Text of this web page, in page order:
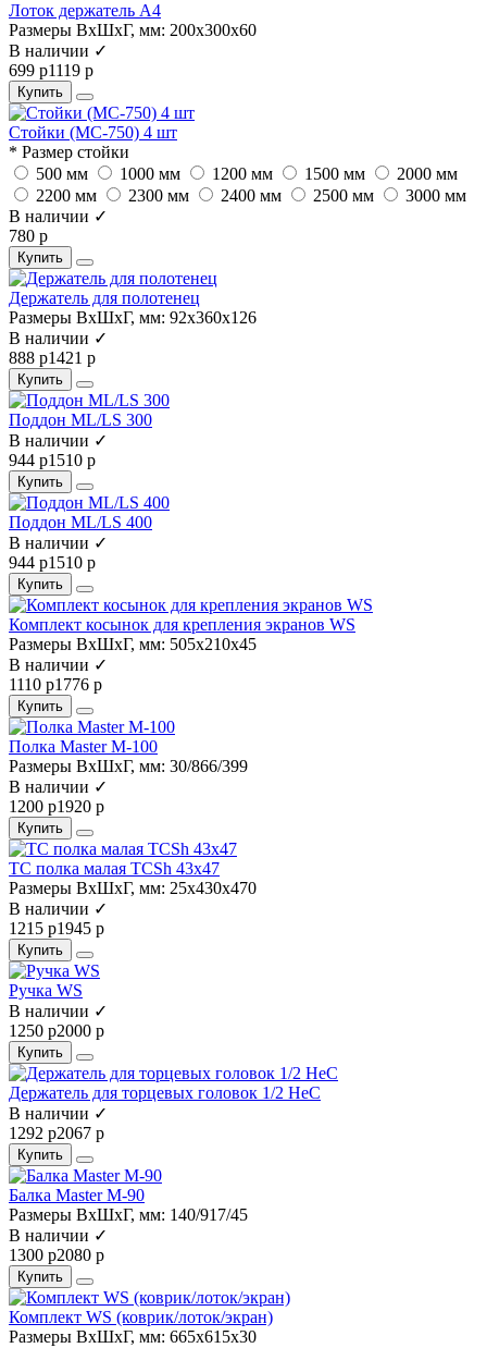
Лоток держатель А4
Размеры ВхШхГ, мм: 200x300x60
В наличии ✓
699 р1119 р
Купить
Стойки (МС-750) 4 шт
* Размер стойки
500 мм
1000 мм 1200 мм 1500 мм
2000 мм
2200 мм
2300 мм 2400 мм 2500 мм
3000 мм
В наличии ✓
780 р
Купить
Держатель для полотенец
Размеры ВхШхГ, мм: 92x360x126
В наличии ✓
888 р1421 р
Купить
Поддон ML/LS 300
В наличии ✓
944 р1510 р
Купить
Поддон ML/LS 400
В наличии ✓
944 р1510 р
Купить
Комплект косынок для крепления экранов WS
Размеры ВхШхГ, мм: 505x210x45
В наличии ✓
1110 р1776 р
Купить
Полка Master M-100
Размеры ВхШхГ, мм: 30/866/399
В наличии ✓
1200 р1920 р
Купить
TC полка малая TCSh 43х47
Размеры ВхШхГ, мм: 25х430х470
В наличии ✓
1215 р1945 р
Купить
Ручка WS
В наличии ✓
1250 р2000 р
Купить
Держатель для торцевых головок 1/2 HeC
В наличии ✓
1292 р2067 р
Купить
Балка Master M-90
Размеры ВхШхГ, мм: 140/917/45
В наличии ✓
1300 р2080 р
Купить
Комплект WS (коврик/лоток/экран)
Размеры ВхШхГ, мм: 665x615x30